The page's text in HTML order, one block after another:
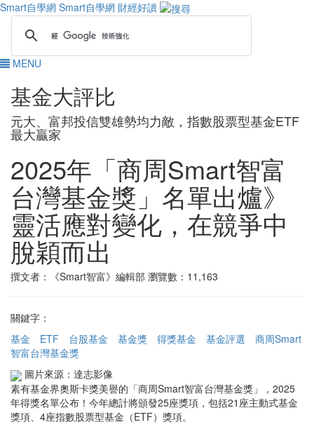
Smart自學網 Smart自學網 財經好讀
MENU
基金大評比
元大、富邦投信雙雄勢均力敵，指數股票型基金ETF
最大贏家
2025年「商周Smart智富
台灣基金獎」名單出爐》
靈活應對變化，在競爭中
脫穎而出
撰文者：《Smart智富》編輯部 瀏覽數：11,163
關鍵字：
基金
ETF 台股基金 基金獎 得獎基金 基金評選
商周Smart
智富台灣基金獎
圖片來源：達志影像
素有基金界奧斯卡獎美譽的「商周Smart智富台灣基金獎」，2025
年得獎名單公布！今年總計將頒發25座獎項，包括21座主動式基金
獎項、4座指數股票型基金（ETF）獎項。